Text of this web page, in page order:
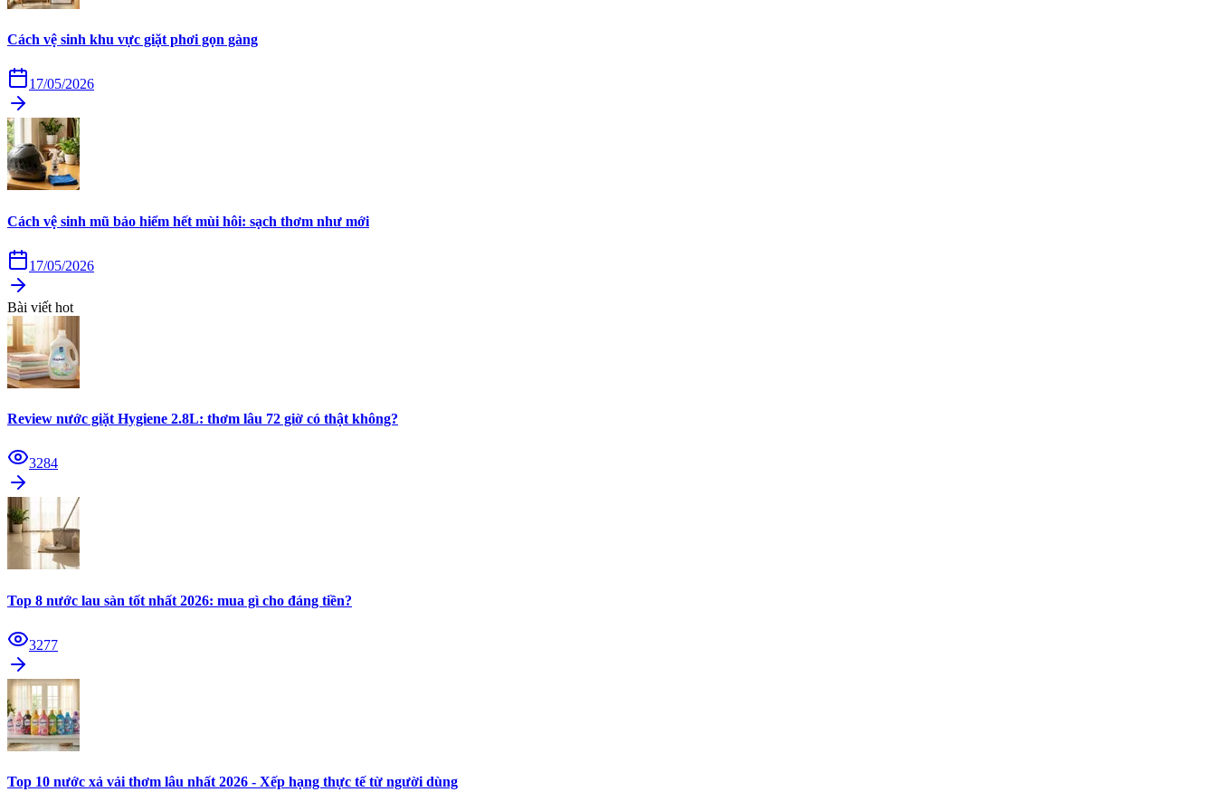
Cách vệ sinh khu vực giặt phơi gọn gàng
17/05/2026
Cách vệ sinh mũ bảo hiểm hết mùi hôi: sạch thơm như mới
17/05/2026
Bài viết hot
Review nước giặt Hygiene 2.8L: thơm lâu 72 giờ có thật không?
3284
Top 8 nước lau sàn tốt nhất 2026: mua gì cho đáng tiền?
3277
Top 10 nước xả vải thơm lâu nhất 2026 - Xếp hạng thực tế từ người dùng